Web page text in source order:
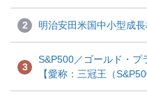
2 明治安田米国中小型成
3
S&P500／ゴールド・プ
【愛称：三冠王（